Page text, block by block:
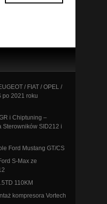
/ FIAT / OPEL /
po 2021 roku
i Chiptuning –
Sterowników SID212 i
Ford Mustang GT/CS
S-Max ze
110KM
kompresora Vortech